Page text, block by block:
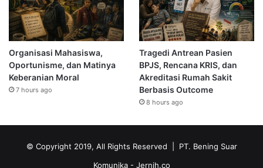
Organisasi Mahasiswa,
Oportunisme, dan Matinya
Keberanian Moral
7 hours ago
Tragedi Antrean Pasien
BPJS, Rencana KRIS, dan
Akreditasi Rumah Sakit
Berbasis Outcome
8 hours ago
© Copyright 2019, All Rights Reserved | PT. Bening Suar
Komunika - Jernih.co